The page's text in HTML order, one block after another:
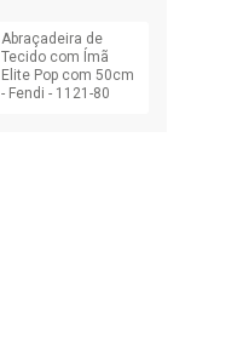
Abraçadeira de
Tecido com Ímã
Elite Pop com 50cm
- Fendi - 1121-80